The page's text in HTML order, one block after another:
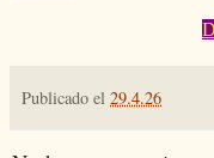
Publicado el 29.4.26